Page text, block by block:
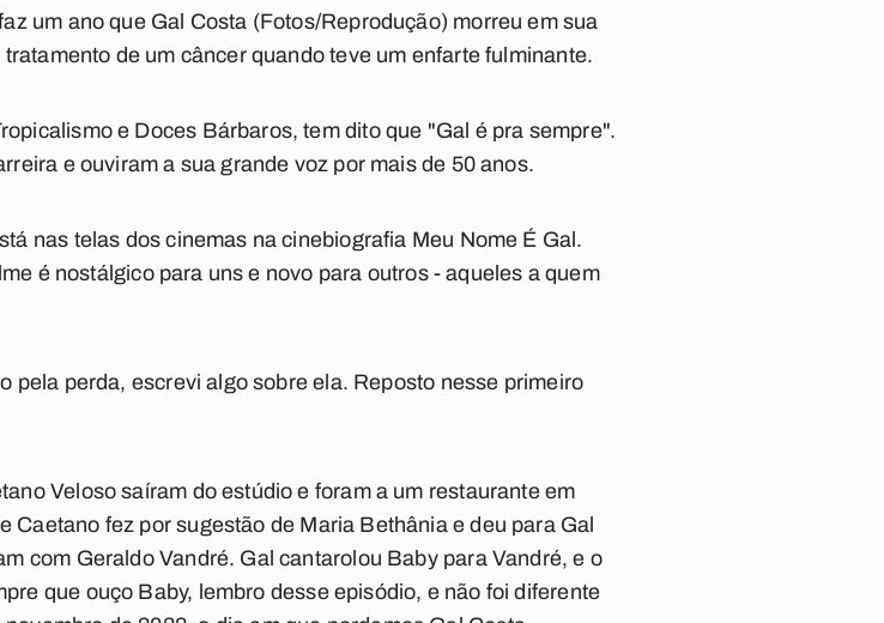
um ano que Gal Costa (Fotos/Reprodução) morreu em sua
de um câncer quando teve um enfarte fulminante.
e Doces Bárbaros, tem dito que "Gal é pra sempre".
e ouviram a sua grande voz por mais de 50 anos.
nas telas dos cinemas na cinebiografia Meu Nome É Gal .
é nostálgico para uns e novo para outros - aqueles a quem
pela perda, escrevi algo sobre ela. Reposto nesse primeiro
Veloso saíram do estúdio e foram a um restaurante em
Caetano fez por sugestão de Maria Bethânia e deu para Gal
com Geraldo Vandré. Gal cantarolou Babypara Vandré, e o
que ouço Baby, lembro desse episódio, e não foi diferente